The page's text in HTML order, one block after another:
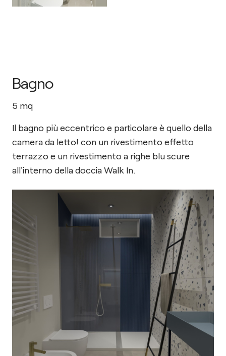
Bagno
5 mq
Il bagno più eccentrico e particolare è quello della
camera da letto! con un rivestimento effetto
terrazzo e un rivestimento a righe blu scure
all'interno della doccia Walk In.